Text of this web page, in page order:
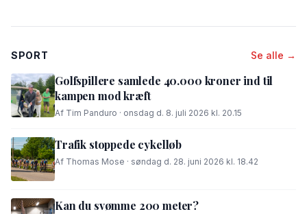
SPORT Se alle →
Golfspillere samlede 40.000 kroner ind til
kampen mod kræft
Af Tim Panduro · onsdag d. 8. juli 2026 kl. 20.15
Trafik stoppede cykelløb
Af Thomas Mose · søndag d. 28. juni 2026 kl. 18.42
Kan du svømme 200 meter?